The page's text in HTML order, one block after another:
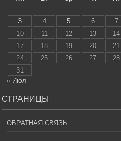
3
4 5 6 7
10
11 12 13 14
17
18 19 20 21
24
25 26 27 28
31
« Июл
СТРАНИЦЫ
ОБРАТНАЯ СВЯЗЬ